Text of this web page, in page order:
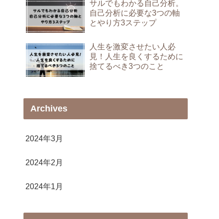
サルでもわかる自己分析。
自己分析に必要な3つの軸
とやり方3ステップ
人生を激変させたい人必
見！人生を良くするために
捨てるべき3つのこと
Archives
2024年3月
2024年2月
2024年1月